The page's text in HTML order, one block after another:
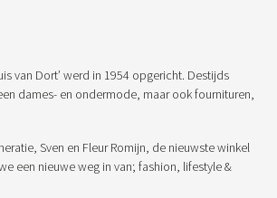
van Dort’ werd in 1954 opgericht. Destijds
dames- en ondermode, maar ook fournituren,
Sven en Fleur Romijn, de nieuwste winkel
een nieuwe weg in van; fashion, lifestyle &